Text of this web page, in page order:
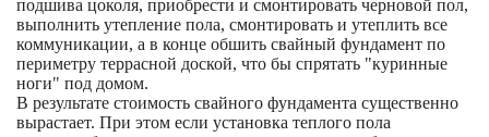
подшива цоколя, приобрести и смонтировать черновой пол,
выполнить утепление пола, смонтировать и утеплить все
коммуникации, а в конце обшить свайный фундамент по
периметру террасной доской, что бы спрятать "куринные
ноги" под домом.
В результате стоимость свайного фундамента существенно
вырастает. При этом если установка теплого пола